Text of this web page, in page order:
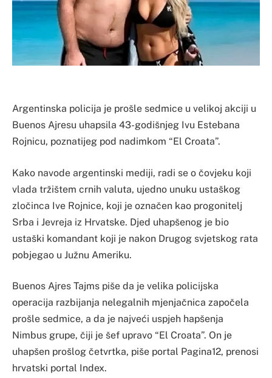
Argentinska policija je prošle sedmice u velikoj akciji u
Buenos Ajresu uhapsila 43-godišnjeg Ivu Estebana
Rojnicu, poznatijeg pod nadimkom “El Croata”.
Kako navode argentinski mediji, radi se o čovjeku koji
vlada tržištem crnih valuta, ujedno unuku ustaškog
zločinca Ive Rojnice, koji je označen kao progonitelj
Srba i Jevreja iz Hrvatske. Djed uhapšenog je bio
ustaški komandant koji je nakon Drugog svjetskog rata
pobjegao u Južnu Ameriku.
Buenos Ajres Tajms piše da je velika policijska
operacija razbijanja nelegalnih mjenjačnica započela
prošle sedmice, a da je najveći uspjeh hapšenja
Nimbus grupe, čiji je šef upravo “El Croata”. On je
uhapšen prošlog četvrtka, piše portal Pagina12, prenosi
hrvatski portal Index.